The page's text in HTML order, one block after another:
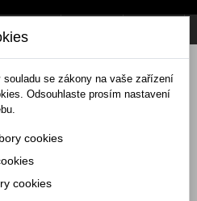
se zákony na vaše zařízení
Odsouhlaste prosím nastavení
cookies
cookies